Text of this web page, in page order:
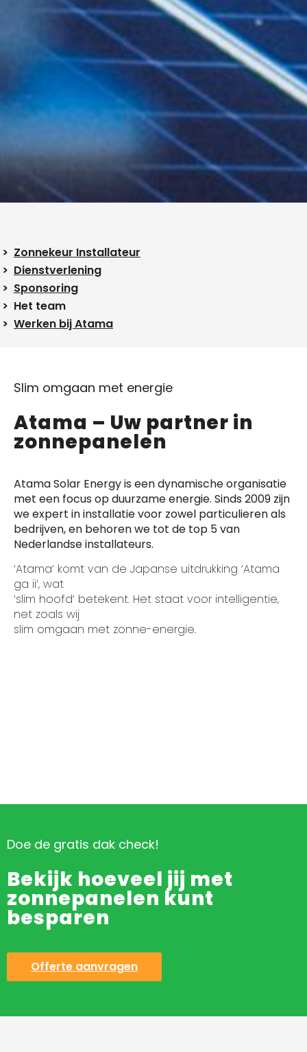
Zonnekeur Installateur
Dienstverlening
Sponsoring
Het team
Werken bij Atama
Slim omgaan met energie
Atama – Uw partner in
zonnepanelen
Atama Solar Energy is een dynamische organisatie
met een focus op duurzame energie. Sinds 2009 zijn
we expert in installatie voor zowel particulieren als
bedrijven, en behoren we tot de top 5 van
Nederlandse installateurs.
‘Atama’ komt van de Japanse uitdrukking ‘Atama
ga ii’, wat
‘slim hoofd’ betekent. Het staat voor intelligentie,
net zoals wij
slim omgaan met zonne-energie.
Doe de gratis dak check!
Bekijk hoeveel jij met
zonnepanelen kunt
besparen
Offerte aanvragen